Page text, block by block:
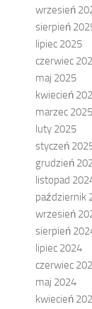
wrzesień
sierpień
lipiec 2025
czerwiec
maj 2025
kwiecień
marzec 2025
luty 2025
styczeń
grudzień
listopad
październik
wrzesień
sierpień
lipiec 2024
czerwiec
maj 2024
kwiecień